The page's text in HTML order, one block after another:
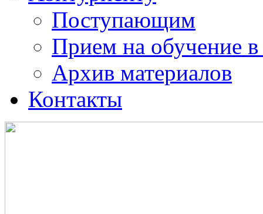
Поступающим
Прием на обучение в
Архив материалов
Контакты